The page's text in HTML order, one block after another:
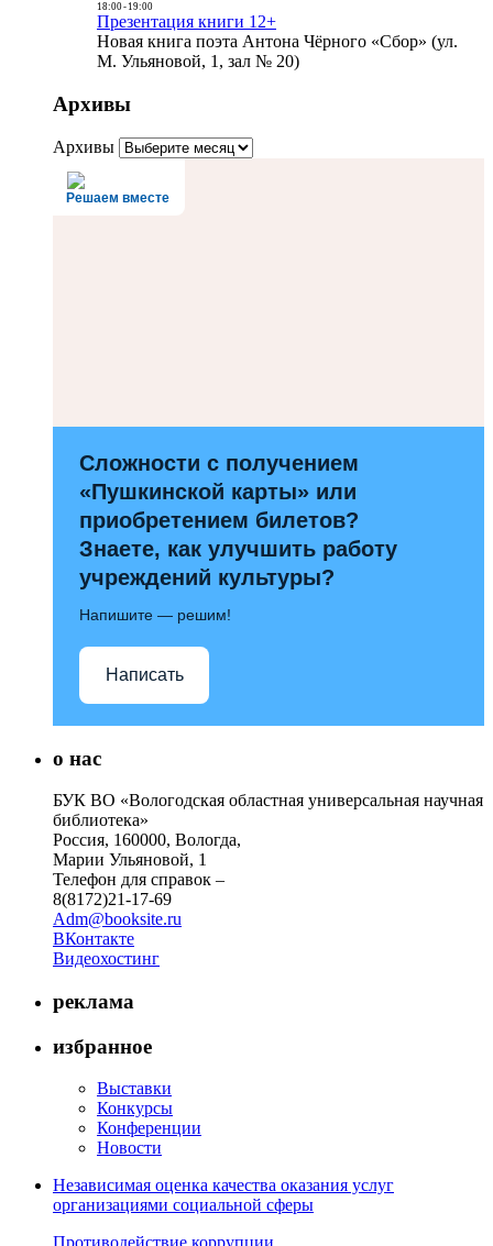
18:00- 19:00
Презентация книги 12+
Новая книга поэта Антона Чёрного «Сбор» (ул.
М. Ульяновой, 1, зал № 20)
Архивы
Архивы
Решаем вместе
Сложности с получением
«Пушкинской карты» или
приобретением билетов?
Знаете, как улучшить работу
учреждений культуры?
Напишите — решим!
Написать
о нас
БУК ВО «Вологодская областная универсальная научная
библиотека»
Россия, 160000, Вологда,
Марии Ульяновой, 1
Телефон для справок –
8(8172)21-17-69
Adm@booksite.ru
ВКонтакте
Видеохостинг
реклама
избранное
Выставки
Конкурсы
Конференции
Новости
Независимая оценка качества оказания услуг
организациями социальной сферы